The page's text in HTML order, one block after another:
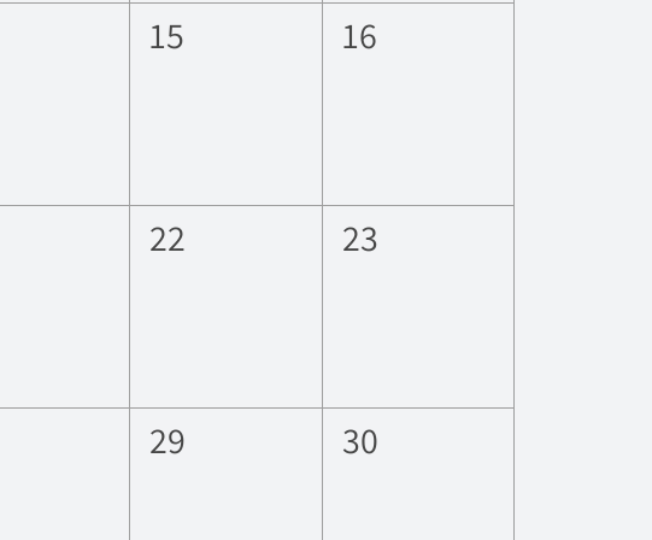
0
15
0
16
0
22
0
23
0
29
0
30